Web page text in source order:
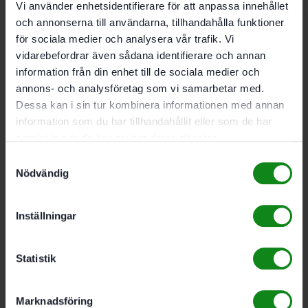
Vi använder enhetsidentifierare för att anpassa innehållet
och annonserna till användarna, tillhandahålla funktioner
för sociala medier och analysera vår trafik. Vi
vidarebefordrar även sådana identifierare och annan
information från din enhet till de sociala medier och
annons- och analysföretag som vi samarbetar med.
Dessa kan i sin tur kombinera informationen med annan
information som du har tillhandahållit eller som de har
Nödvändig
Inställningar
Statistik
Marknadsföring
Festool Standardstädset
RS-ST D 27/36-Plus
1426kr
Festool Filter HF-CT